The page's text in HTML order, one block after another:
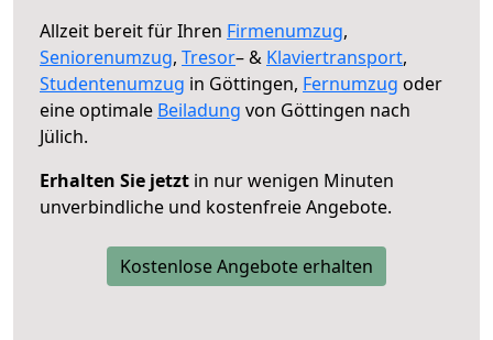
Allzeit bereit für Ihren Firmenumzug,
Seniorenumzug, Tresor– & Klaviertransport,
Studentenumzug in Göttingen, Fernumzug oder
eine optimale Beiladung von Göttingen nach
Jülich.
Erhalten Sie jetzt in nur wenigen Minuten
unverbindliche und kostenfreie Angebote.
Kostenlose Angebote erhalten